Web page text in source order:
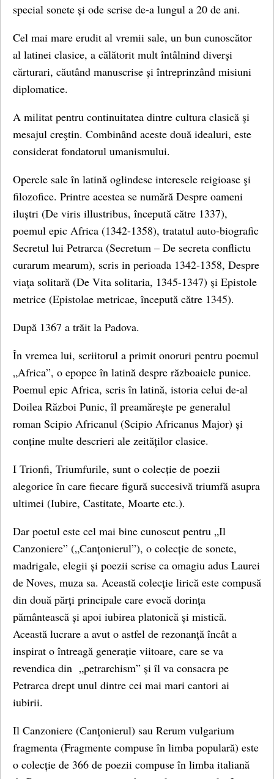
special sonete și ode scrise de-a lungul a 20 de ani.
Cel mai mare erudit al vremii sale, un bun cunoscător
al latinei clasice, a călătorit mult întâlnind diverşi
cărturari, căutând manuscrise și întreprinzând misiuni
diplomatice.
A militat pentru continuitatea dintre cultura clasică şi
mesajul creştin. Combinând aceste două idealuri, este
considerat fondatorul umanismului.
Operele sale în latină oglindesc interesele reigioase şi
filozofice. Printre acestea se numără Despre oameni
iluștri (De viris illustribus, începută către 1337),
poemul epic Africa (1342-1358), tratatul auto-biografic
Secretul lui Petrarca (Secretum – De secreta conflictu
curarum mearum), scris in perioada 1342-1358, Despre
viaţa solitară (De Vita solitaria, 1345-1347) şi Epistole
metrice (Epistolae metricae, începută către 1345).
După 1367 a trăit la Padova.
În vremea lui, scriitorul a primit onoruri pentru poemul
„Africa”, o epopee în latină despre războaiele punice.
Poemul epic Africa, scris în latină, istoria celui de-al
Doilea Război Punic, îl preamărește pe generalul
roman Scipio Africanul (Scipio Africanus Major) și
conține multe descrieri ale zeităților clasice.
I Trionfi, Triumfurile, sunt o colecție de poezii
alegorice în care fiecare figură succesivă triumfă asupra
ultimei (Iubire, Castitate, Moarte etc.).
Dar poetul este cel mai bine cunoscut pentru „Il
Canzoniere” („Canțonierul”), o colecție de sonete,
madrigale, elegii și poezii scrise ca omagiu adus Laurei
de Noves, muza sa. Această colecție lirică este compusă
din două părți principale care evocă dorința
pământească și apoi iubirea platonică și mistică.
Această lucrare a avut o astfel de rezonanță încât a
inspirat o întreagă generație viitoare, care se va
revendica din „petrarchism” și îl va consacra pe
Petrarca drept unul dintre cei mai mari cantori ai
iubirii.
Il Canzoniere (Canțonierul) sau Rerum vulgarium
fragmenta (Fragmente compuse în limba populară) este
o colecție de 366 de poezii compuse în limba italiană